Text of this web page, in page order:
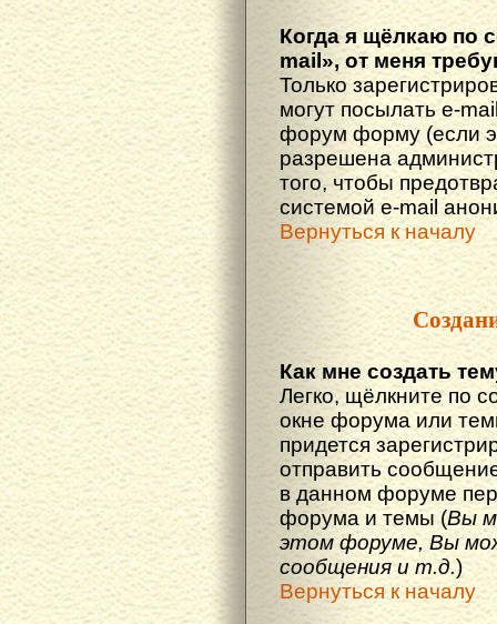
Когда я щёлкаю по
mail», от меня
Только
могут посылать e-
форум форму (если
разрешена
того, чтобы
системой e-mail
Вернуться к началу
Как мне создать
Легко, щёлкните по
окне форума или
придется
отправить
в данном форуме
форума и темы (Вы
этом форуме, Вы
сообщения и т.д.)
Вернуться к началу